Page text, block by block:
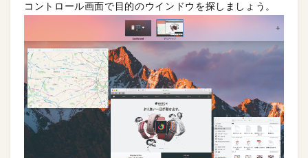
コントロール画面で目的のウインドウを探しましょう。